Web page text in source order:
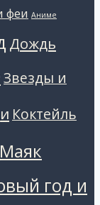
феи Аниме
Дождь
Звезды и
Коктейль
Маяк
год и